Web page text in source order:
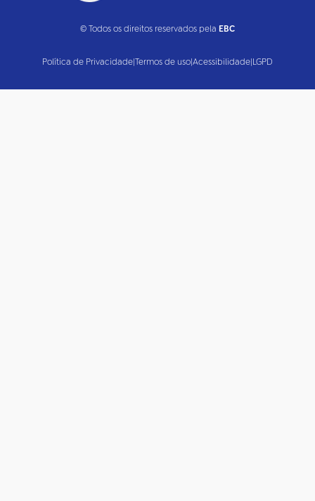
© Todos os direitos reservados pela EBC
Política de Privacidade|Termos de uso|Acessibilidade|LGPD